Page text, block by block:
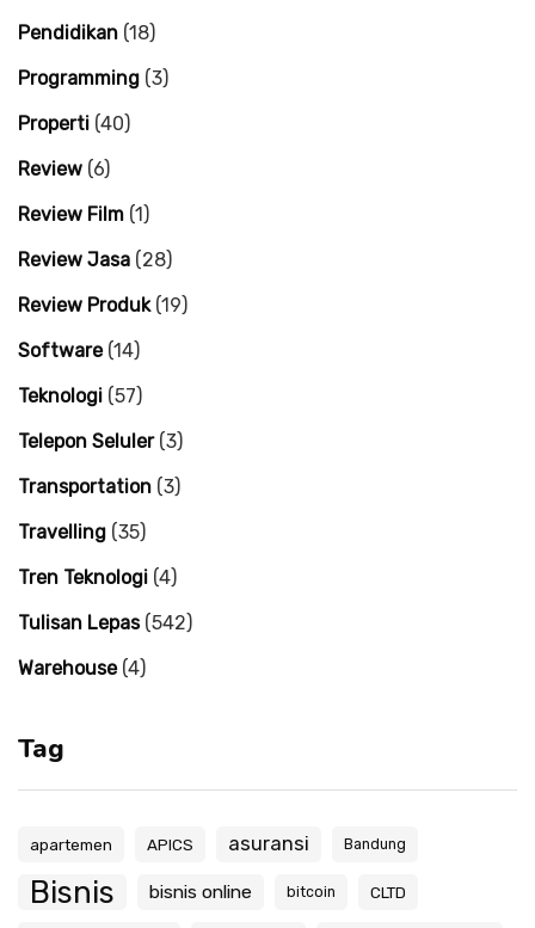
Pendidikan (18)
Programming (3)
Properti (40)
Review (6)
Review Film (1)
Review Jasa (28)
Review Produk(19)
Software(14)
Teknologi (57)
Telepon Seluler(3)
Transportation (3)
Travelling (35)
Tren Teknologi (4)
Tulisan Lepas(542)
Warehouse(4)
Tag
apartemen APICS asuransi Bandung
Bisnis bisnis online bitcoin CLTD